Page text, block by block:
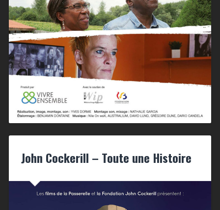
John Cockerill – Toute une Histoire